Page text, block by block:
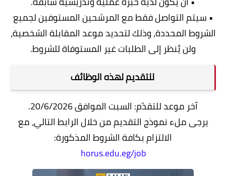
• سيتم التواصل فقط مع المرشحين المستوفين لجميع
الشروط المحددة، وذلك لتحديد موعد المقابلة الشخصية،
ولن يُنظر إلى الطلبات غير المستوفاة للشروط.
للتقديم لهذه الوظائف
آخر موعد للتقدّم: السبت الموافق 20/6/2026.
يرجى ملء نموذج التقديم من خلال الرابط التالي، مع
الالتزام بكافة الشروط المذكورة:
horus.edu.eg/job